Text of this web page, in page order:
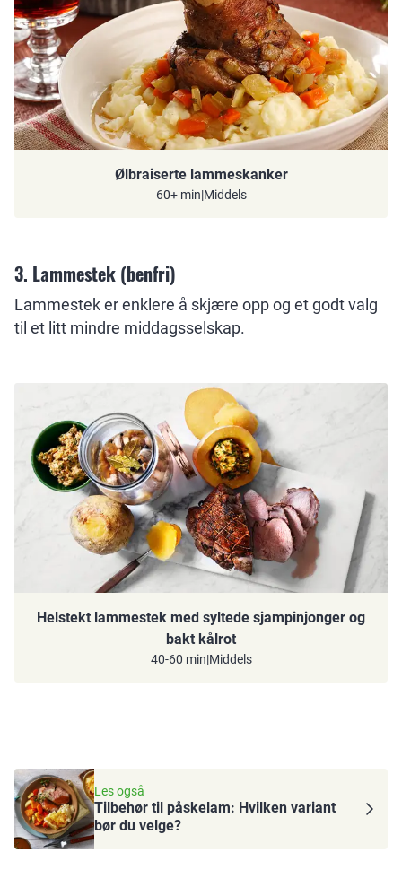
Ølbraiserte lammeskanker
60+ min|Middels
3. Lammestek (benfri)
Lammestek er enklere å skjære opp og et godt valg
til et litt mindre middagsselskap.
Helstekt lammestek med syltede sjampinjonger og
bakt kålrot
40-60 min|Middels
Les også
Tilbehør til påskelam: Hvilken variant
bør du velge?